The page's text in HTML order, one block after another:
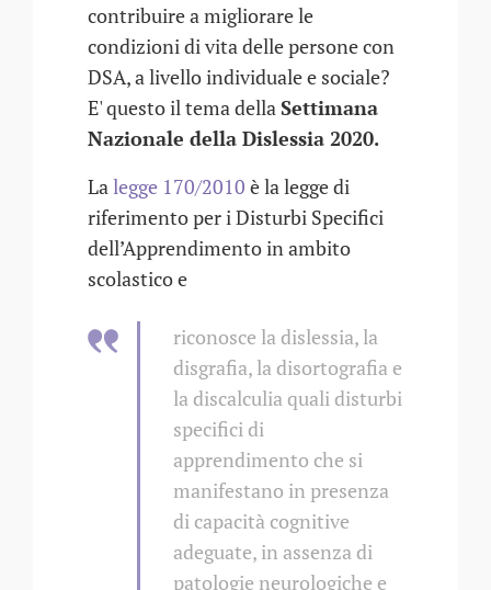
contribuire a migliorare le
condizioni di vita delle persone con
DSA, a livello individuale e sociale?
E' questo il tema dellaSettimana
Nazionale della Dislessia 2020.
Lalegge 170/2010 è la legge di
riferimento per i Disturbi Specifici
dell’Apprendimento in ambito
scolastico e
riconosce la dislessia, la
disgrafia, la disortografia e
la discalculia quali disturbi
specifici di
apprendimento che si
manifestano in presenza
di capacità cognitive
adeguate, in assenza di
patologie neurologiche e